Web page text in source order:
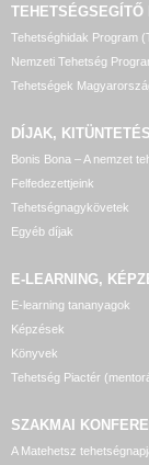
TEHETSÉGSEGÍTŐ
Tehetséghidak Program
Nemzeti Tehetség
Tehetségek
DÍJAK,
Bonis Bona – A nemzet
Felfedezettjeink
Tehetségnagykövetek
Egyéb díjak
E-LEARNING,
E-learning tananyagok
Képzések
Könyvek
Tehetség Piactér
SZAKMAI
A Matehetsz